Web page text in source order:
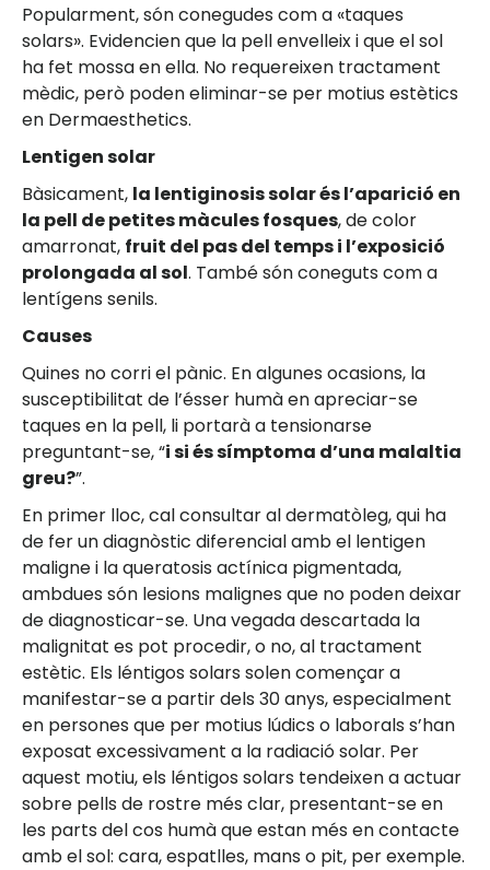
Popularment, són conegudes com a «taques
solars». Evidencien que la pell envelleix i que el sol
ha fet mossa en ella. No requereixen tractament
mèdic, però poden eliminar-se per motius estètics
en Dermaesthetics.
Lentigen solar
Bàsicament, la lentiginosis solar és l’aparició en
la pell de petites màcules fosques, de color
amarronat, fruit del pas del temps i l’exposició
prolongada al sol. També són coneguts com a
lentígens senils.
Causes
Quines no corri el pànic. En algunes ocasions, la
susceptibilitat de l’ésser humà en apreciar-se
taques en la pell, li portarà a tensionarse
preguntant-se, “i si és símptoma d’una malaltia
greu?”.
En primer lloc, cal consultar al dermatòleg, qui ha
de fer un diagnòstic diferencial amb el lentigen
maligne i la queratosis actínica pigmentada,
ambdues són lesions malignes que no poden deixar
de diagnosticar-se. Una vegada descartada la
malignitat es pot procedir, o no, al tractament
estètic. Els léntigos solars solen començar a
manifestar-se a partir dels 30 anys, especialment
en persones que per motius lúdics o laborals s’han
exposat excessivament a la radiació solar. Per
aquest motiu, els léntigos solars tendeixen a actuar
sobre pells de rostre més clar, presentant-se en
les parts del cos humà que estan més en contacte
amb el sol: cara, espatlles, mans o pit, per exemple.